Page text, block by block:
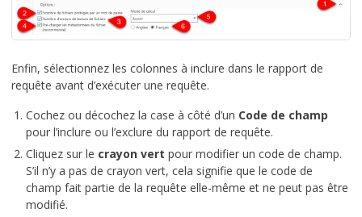
Enfin, sélectionnez les colonnes à inclure dans le rapport de
requête avant d’exécuter une requête.
Cochez ou décochez la case à côté d’un Code de champ
pour l’inclure ou l’exclure du rapport de requête.
Cliquez sur le crayon vert pour modifier un code de champ.
S’il n’y a pas de crayon vert, cela signifie que le code de
champ fait partie de la requête elle-même et ne peut pas être
modifié.